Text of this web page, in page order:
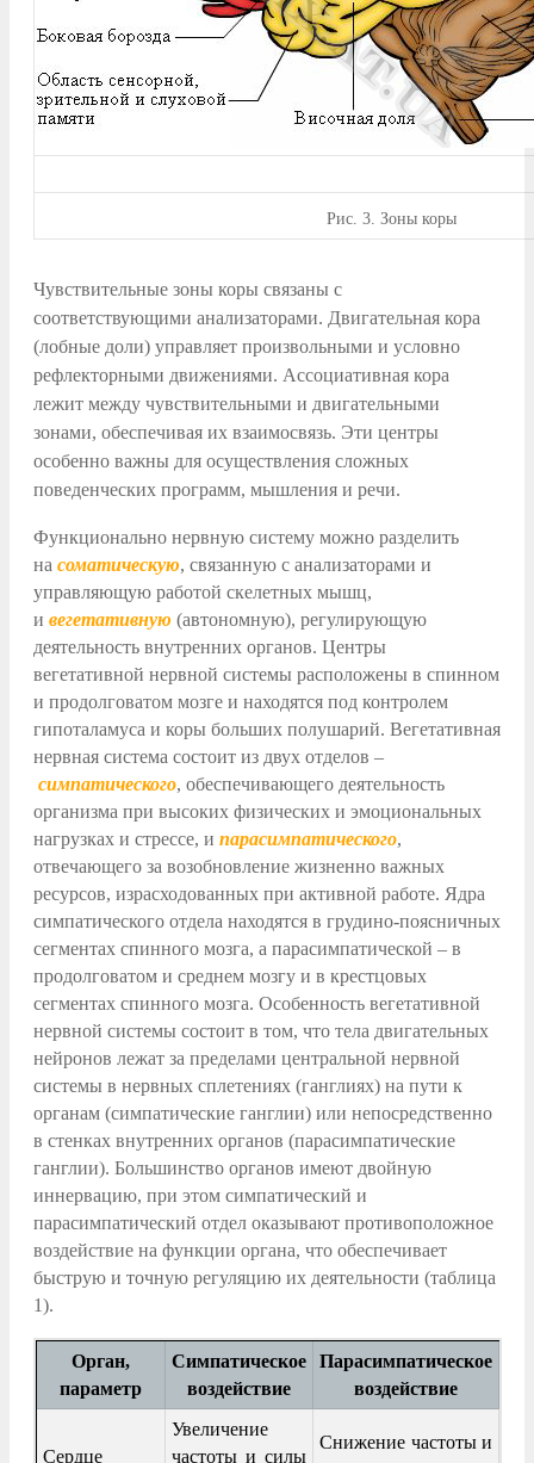
Рис. 3. Зоны коры
Чувствительные зоны коры связаны с
соответствующими анализаторами. Двигательная кора
(лобные доли) управляет произвольными и условно
рефлекторными движениями. Ассоциативная кора
лежит между чувствительными и двигательными
зонами, обеспечивая их взаимосвязь. Эти центры
особенно важны для осуществления сложных
поведенческих программ, мышления и речи.
Функционально нервную систему можно разделить
на соматическую, связанную с анализаторами и
управляющую работой скелетных мышц,
и вегетативную (автономную), регулирующую
деятельность внутренних органов. Центры
вегетативной нервной системы расположены в спинном
и продолговатом мозге и находятся под контролем
гипоталамуса и коры больших полушарий. Вегетативная
нервная система состоит из двух отделов –
симпатического, обеспечивающего деятельность
организма при высоких физических и эмоциональных
нагрузках и стрессе, и парасимпатического,
отвечающего за возобновление жизненно важных
ресурсов, израсходованных при активной работе. Ядра
симпатического отдела находятся в грудино-поясничных
сегментах спинного мозга, а парасимпатической – в
продолговатом и среднем мозгу и в крестцовых
сегментах спинного мозга. Особенность вегетативной
нервной системы состоит в том, что тела двигательных
нейронов лежат за пределами центральной нервной
системы в нервных сплетениях (ганглиях) на пути к
органам (симпатические ганглии) или непосредственно
в стенках внутренних органов (парасимпатические
ганглии). Большинство органов имеют двойную
иннервацию, при этом симпатический и
парасимпатический отдел оказывают противоположное
воздействие на функции органа, что обеспечивает
быструю и точную регуляцию их деятельности (таблица
1).
Орган,
параметр
Симпатическое
воздействие
Парасимпатическое
воздействие
Сердце
Увеличение
частоты и силы
Снижение частоты и